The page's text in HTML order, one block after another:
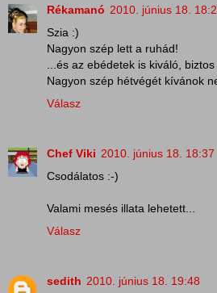
Rékamanó 2010. június 18.
Szia :)
Nagyon szép lett a ruhád!
...és az ebédetek is kiváló,
Nagyon szép hétvégét kívánok
Válasz
Chef Viki 2010. június 18. 18:37
Csodálatos :-)
Valami mesés illata lehetett...
Válasz
sedith 2010. június 18. 19:48